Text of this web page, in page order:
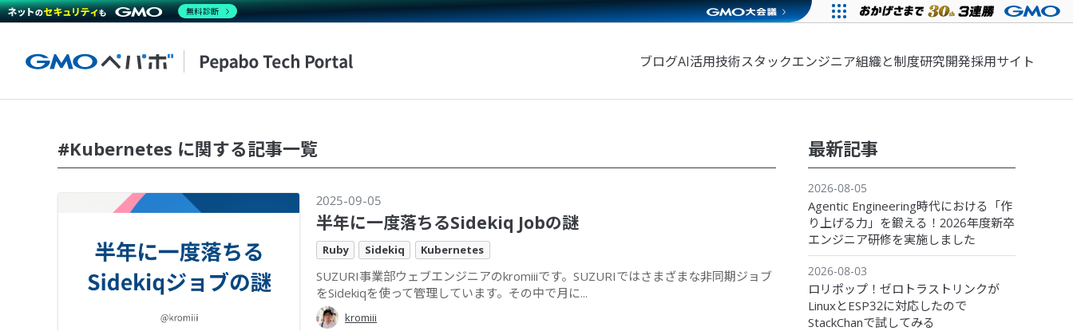
ブログAI活用技術スタックエンジニア組織と制度研究開発採用サイト
#Kubernetes に関する記事一覧
2025-09-05
半年に一度落ちるSidekiq Jobの謎
Ruby Sidekiq Kubernetes
SUZURI事業部ウェブエンジニアのkromiiiです。SUZURIではさまざまな非同期ジョブ
をSidekiqを使って管理しています。その中で月に...
kromiii
最新記事
2026-08-05
Agentic Engineering時代における「作
り上げる力」を鍛える！2026年度新卒
エンジニア研修を実施しました
2026-08-03
ロリポップ！ゼロトラストリンクが
LinuxとESP32に対応したので
StackChanで試してみる
無料診断